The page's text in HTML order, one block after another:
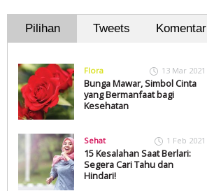
Pilihan Tweets Komentar
Flora 13 Mar 2021
Bunga Mawar, Simbol Cinta
yang Bermanfaat bagi
Kesehatan
Sehat 1 Feb 2021
15 Kesalahan Saat Berlari:
Segera Cari Tahu dan
Hindari!